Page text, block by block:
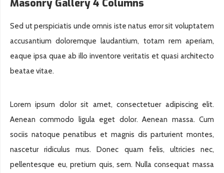
Masonry Gallery 4 Columns
Sed ut perspiciatis unde omnis iste natus error sit voluptatem
accusantium doloremque laudantium, totam rem aperiam,
eaque ipsa quae ab illo inventore veritatis et quasi architecto
beatae vitae.
Lorem ipsum dolor sit amet, consectetuer adipiscing elit.
Aenean commodo ligula eget dolor. Aenean massa. Cum
sociis natoque penatibus et magnis dis parturient montes,
nascetur ridiculus mus. Donec quam felis, ultricies nec,
pellentesque eu, pretium quis, sem. Nulla consequat massa